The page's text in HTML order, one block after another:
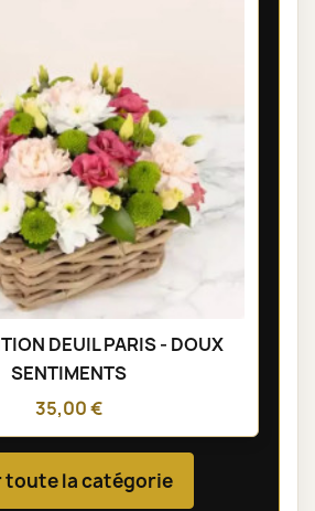
DEUIL PARIS - DOUX
SENTIMENTS
35,00 €
toute la catégorie